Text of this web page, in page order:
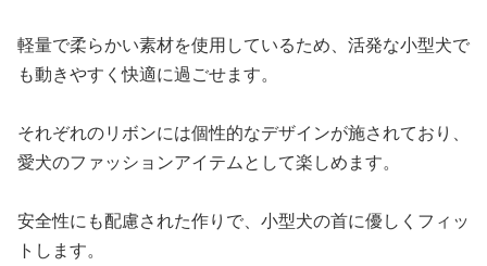
軽量で柔らかい素材を使用しているため、活発な小型犬で
も動きやすく快適に過ごせます。
それぞれのリボンには個性的なデザインが施されており、
愛犬のファッションアイテムとして楽しめます。
安全性にも配慮された作りで、小型犬の首に優しくフィッ
トします。